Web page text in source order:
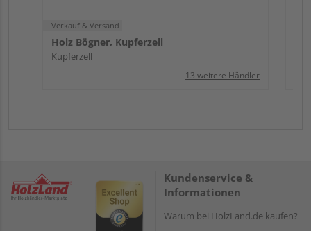
Verkauf & Versand
Holz Bögner, Kupferzell
Kupferzell
13 weitere Händler
Kundenservice &
Informationen
Warum bei HolzLand.de kaufen?